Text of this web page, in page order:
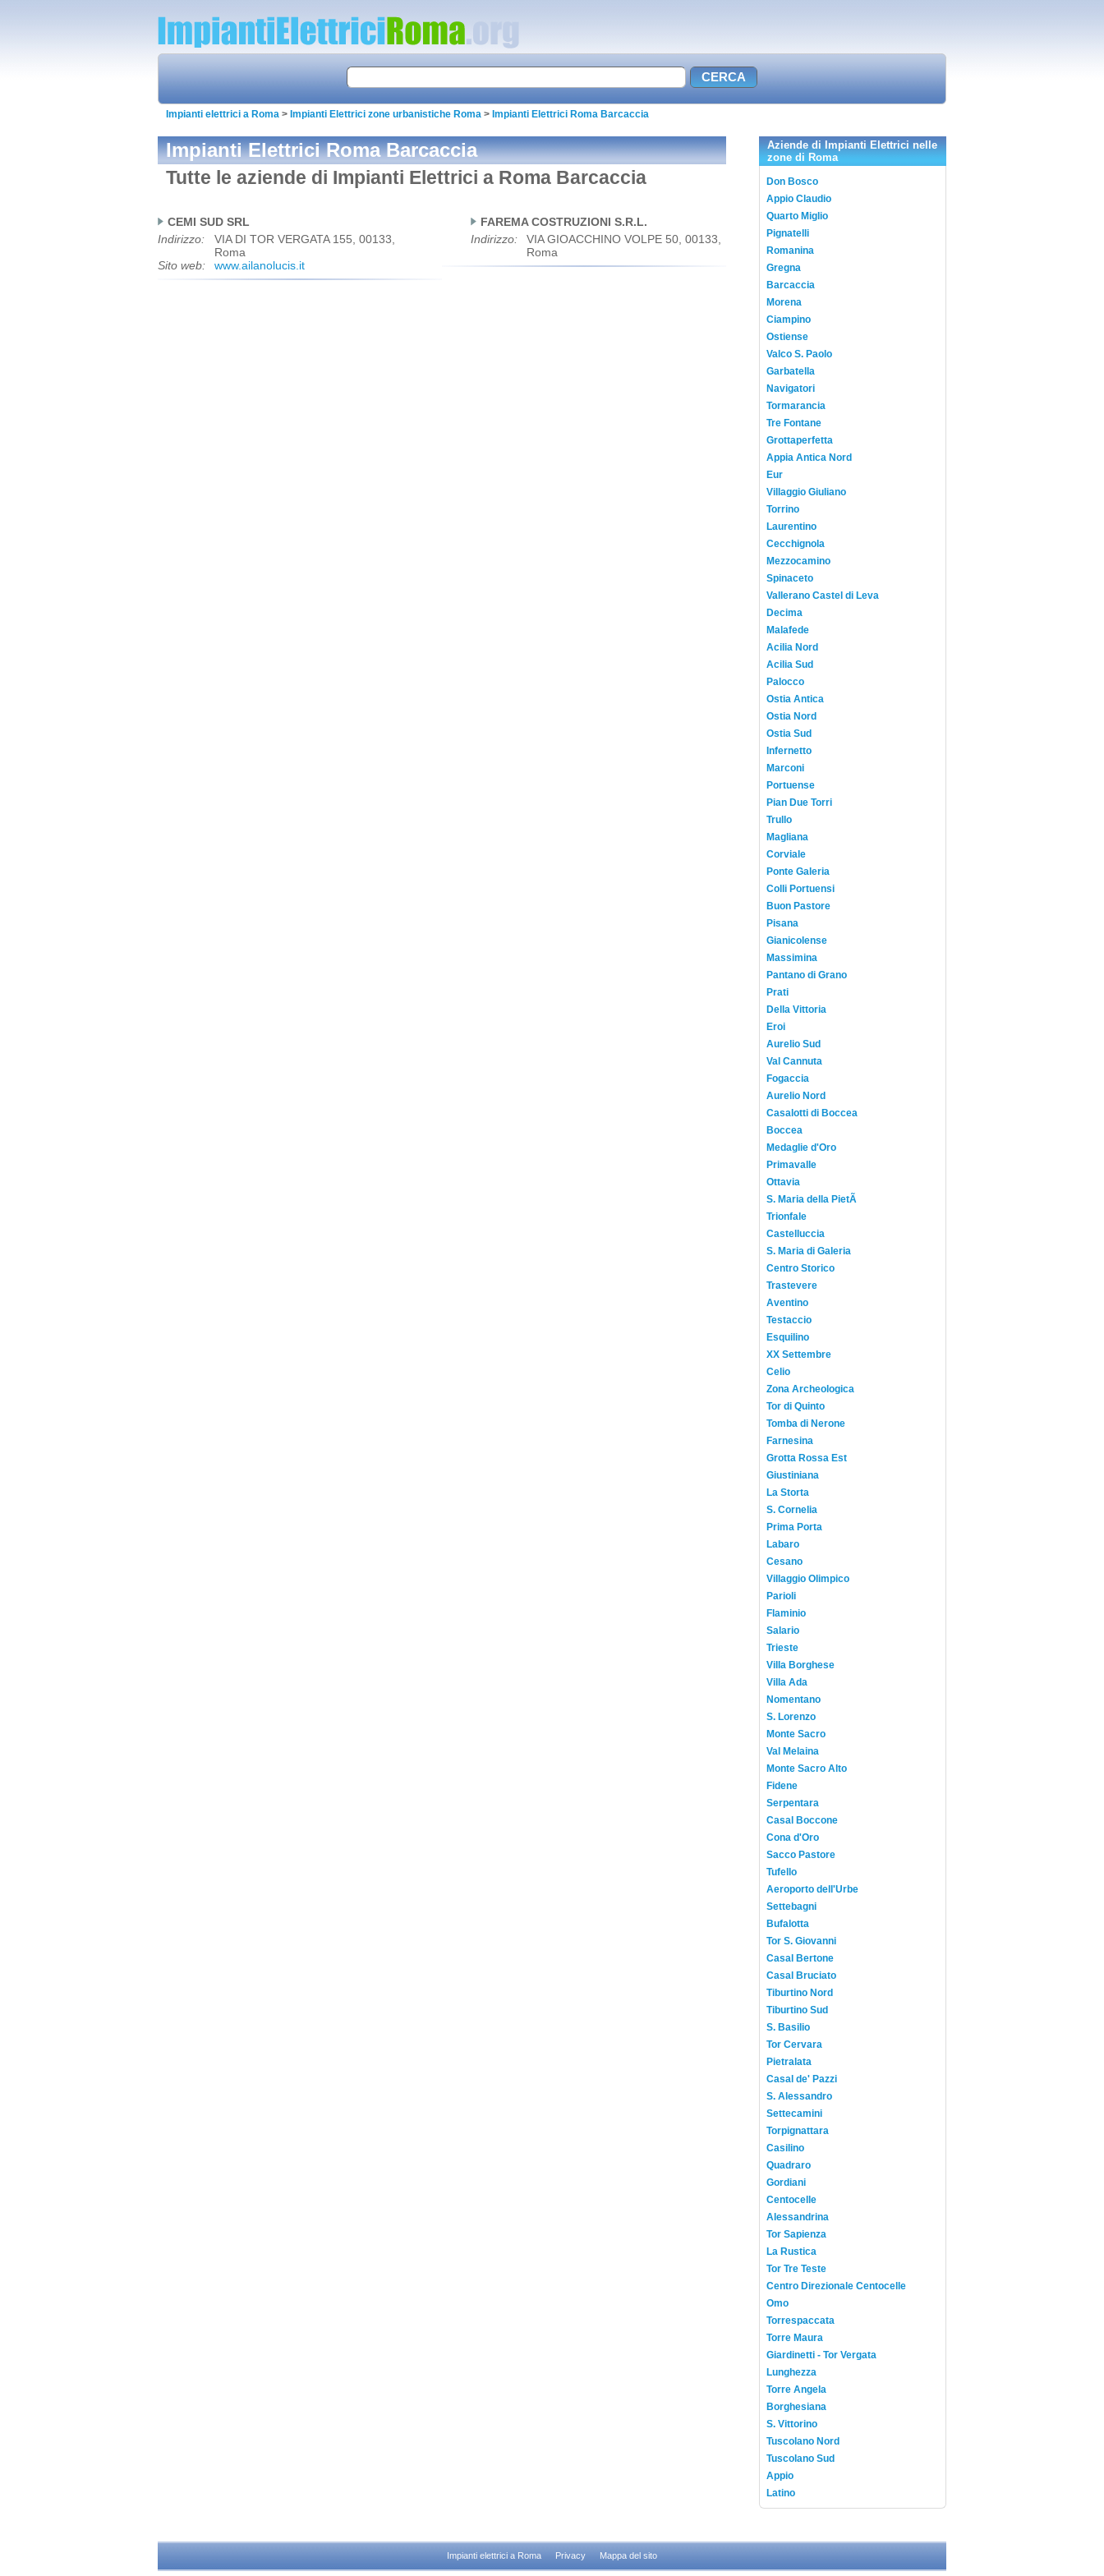
Impianti elettrici a Roma > Impianti Elettrici zone urbanistiche Roma > Impianti Elettrici Roma Barcaccia
Impianti Elettrici Roma Barcaccia
Tutte le aziende di Impianti Elettrici a Roma Barcaccia
CEMI SUD SRL
Indirizzo:
VIA DI TOR VERGATA 155, 00133,
Roma
Sito web:
www.ailanolucis.it
FAREMA COSTRUZIONI S.R.L.
Indirizzo:
VIA GIOACCHINO VOLPE 50, 00133,
Roma
Aziende di Impianti Elettrici nelle
zone di Roma
Don Bosco
Appio Claudio
Quarto Miglio
Pignatelli
Romanina
Gregna
Barcaccia
Morena
Ciampino
Ostiense
Valco S. Paolo
Garbatella
Navigatori
Tormarancia
Tre Fontane
Grottaperfetta
Appia Antica Nord
Eur
Villaggio Giuliano
Torrino
Laurentino
Cecchignola
Mezzocamino
Spinaceto
Vallerano Castel di Leva
Decima
Malafede
Acilia Nord
Acilia Sud
Palocco
Ostia Antica
Ostia Nord
Ostia Sud
Infernetto
Marconi
Portuense
Pian Due Torri
Trullo
Magliana
Corviale
Ponte Galeria
Colli Portuensi
Buon Pastore
Pisana
Gianicolense
Massimina
Pantano di Grano
Prati
Della Vittoria
Eroi
Aurelio Sud
Val Cannuta
Fogaccia
Aurelio Nord
Casalotti di Boccea
Boccea
Medaglie d'Oro
Primavalle
Ottavia
S. Maria della PietÃ
Trionfale
Castelluccia
S. Maria di Galeria
Centro Storico
Trastevere
Aventino
Testaccio
Esquilino
XX Settembre
Celio
Zona Archeologica
Tor di Quinto
Tomba di Nerone
Farnesina
Grotta Rossa Est
Giustiniana
La Storta
S. Cornelia
Prima Porta
Labaro
Cesano
Villaggio Olimpico
Parioli
Flaminio
Salario
Trieste
Villa Borghese
Villa Ada
Nomentano
S. Lorenzo
Monte Sacro
Val Melaina
Monte Sacro Alto
Fidene
Serpentara
Casal Boccone
Cona d'Oro
Sacco Pastore
Tufello
Aeroporto dell'Urbe
Settebagni
Bufalotta
Tor S. Giovanni
Casal Bertone
Casal Bruciato
Tiburtino Nord
Tiburtino Sud
S. Basilio
Tor Cervara
Pietralata
Casal de' Pazzi
S. Alessandro
Settecamini
Torpignattara
Casilino
Quadraro
Gordiani
Centocelle
Alessandrina
Tor Sapienza
La Rustica
Tor Tre Teste
Centro Direzionale Centocelle
Omo
Torrespaccata
Torre Maura
Giardinetti - Tor Vergata
Lunghezza
Torre Angela
Borghesiana
S. Vittorino
Tuscolano Nord
Tuscolano Sud
Appio
Latino
Impianti elettrici a Roma Privacy Mappa del sito